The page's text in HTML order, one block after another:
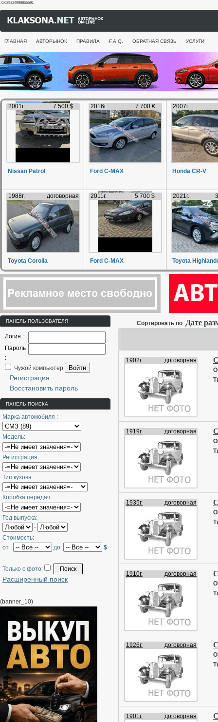
-0.039324998855591
ГЛАВНАЯ АВТОРЫНОК ПРАВИЛА F.A.Q. ОБРАТНАЯ СВЯЗЬ УСЛУГИ
2001г. 7 500 $
Nissan Patrol
2016г. 7 700 €
Ford C-MAX
2007г.
Honda CR-V
1988г. договорная
Toyota Corolla
2011г. 5 700 $
Ford C-MAX
2021г.
Toyota
ПАНЕЛЬ ПОЛЬЗОВАТЕЛЯ
Логин :
Пароль
:
Чужой компьютер
Войти
Регистрация
Восстановить пароль
ПАНЕЛЬ ПОИСКА
Марка автомобиля :
Модель:
Регистрация:
Тип кузова:
Коробка передач:
Год выпуска:
-
Стоимость:
от :
до: $
Только с фото:
Расширенный поиск
(banner_10)
Сортировать по Дате
1902г. договорная
1919г. договорная
1935г. договорная
1910г. договорная
1926г. договорная
1901г. договорная